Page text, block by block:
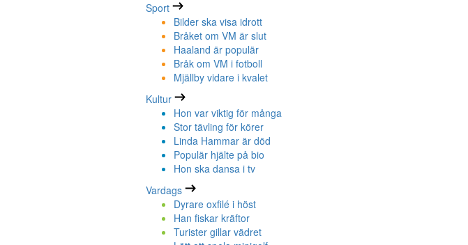
Sport
Bilder ska visa idrott
Bråket om VM är slut
Haaland är populär
Bråk om VM i fotboll
Mjällby vidare i kvalet
Kultur
Hon var viktig för många
Stor tävling för körer
Linda Hammar är död
Populär hjälte på bio
Hon ska dansa i tv
Vardags
Dyrare oxfilé i höst
Han fiskar kräftor
Turister gillar vädret